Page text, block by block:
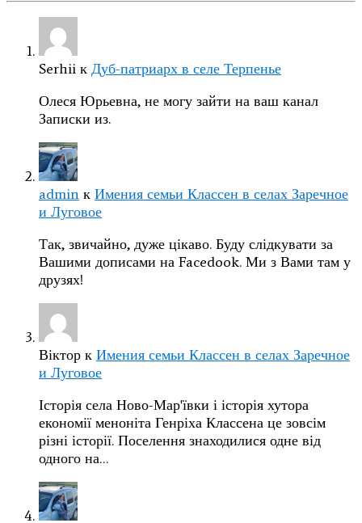
Serhii к Дуб-патриарх в селе Терпенье
Олеся Юрьевна, не могу зайти на ваш канал
Записки из.
admin к Имения семьи Классен в селах Заречное
и Луговое
Так, звичайно, дуже цікаво. Буду слідкувати за
Вашими дописами на Facedook. Ми з Вами там у
друзях!
Віктор к Имения семьи Классен в селах Заречное
и Луговое
Історія села Ново-Мар'ївки і історія хутора
економії меноніта Генріха Классена це зовсім
різні історії. Поселення знаходилися одне від
одного на…